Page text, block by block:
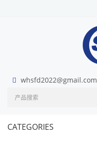
whsfd2022@gmail.com
CATEGORIES